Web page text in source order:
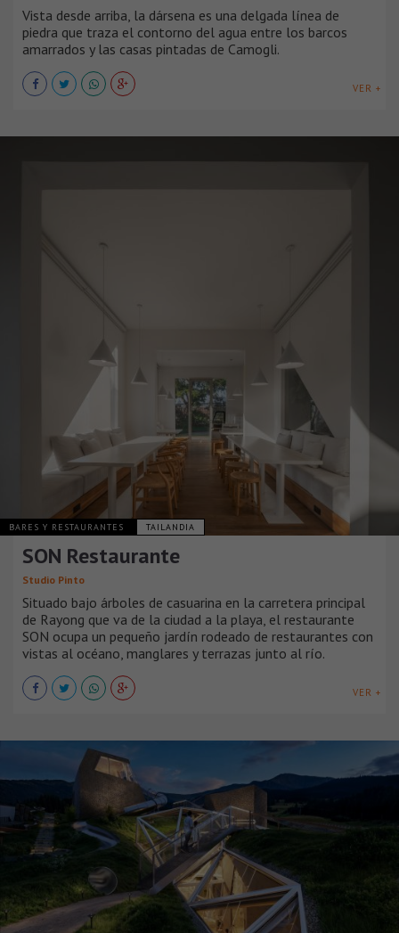
Vista desde arriba, la dársena es una delgada línea de
piedra que traza el contorno del agua entre los barcos
amarrados y las casas pintadas de Camogli.
VER +
BARES Y RESTAURANTES TAILANDIA
SON Restaurante
Studio Pinto
Situado bajo árboles de casuarina en la carretera principal
de Rayong que va de la ciudad a la playa, el restaurante
SON ocupa un pequeño jardín rodeado de restaurantes con
vistas al océano, manglares y terrazas junto al río.
VER +